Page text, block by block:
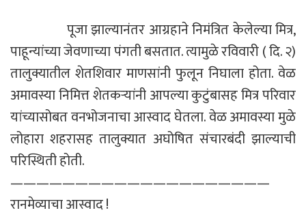
पूजा झाल्यानंतर आग्रहाने निमंत्रित केलेल्या मित्र,
पाहून्यांच्या जेवणाच्या पंगती बसतात. त्यामुळे रविवारी ( दि. २)
तालुक्यातील शेतशिवार माणसांनी फुलून निघाला होता. वेळ
अमावस्या निमित्त शेतकऱ्यांनी आपल्या कुटुंबासह मित्र परिवार
यांच्यासोबत वनभोजनाचा आस्वाद घेतला. वेळ अमावस्या मुळे
लोहारा शहरासह तालुक्यात अघोषित संचारबंदी झाल्याची
परिस्थिती होती.
————————————————————
रानमेव्याचा आस्वाद !